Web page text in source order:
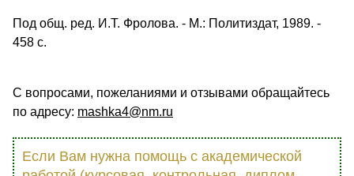
Под общ. ред. И.Т. Фролова. - М.: Политиздат, 1989. -
458 с.
С вопросами, пожеланиями и отзывами обращайтесь
по адресу: mashka4@nm.ru
Если Вам нужна помощь с академической